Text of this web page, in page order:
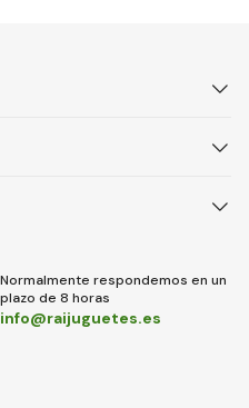
Normalmente respondemos en un
plazo de 8 horas
info@raijuguetes.es